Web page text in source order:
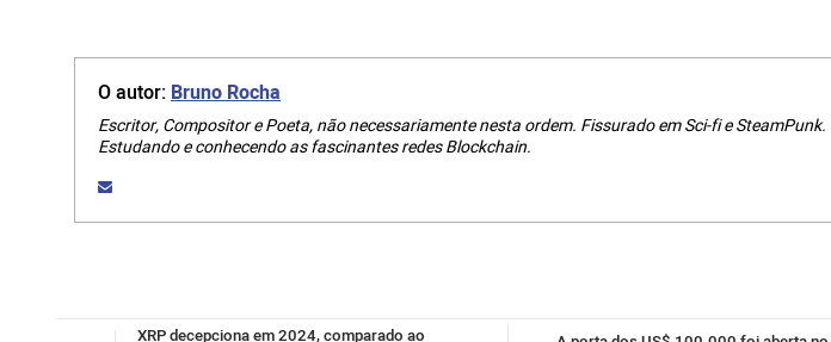
O autor:Bruno Rocha
Escritor, Compositor e Poeta, não necessariamente nesta ordem. Fissurado em Sci-fi e SteamPunk.
Estudando e conhecendo as fascinantes redes Blockchain.
XRP decepciona em 2024, comparado ao